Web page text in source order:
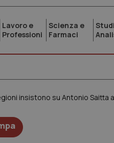
Lavoro e
Professioni
Scienza e
Farmaci
insistono su Antonio Saitta